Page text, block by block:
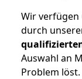
Wir verfügen
durch
Auswahl an
Problem löst.